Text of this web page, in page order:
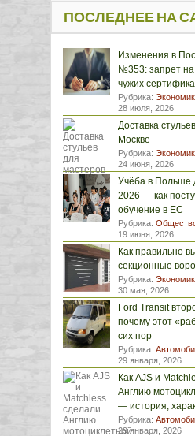
ПОСЛЕДНЕЕ НА
Изменения в
№353: запрет
чужих
Рубрика:
28 июля, 2026
Доставка
Москве
Рубрика:
24 июня, 2026
Учёба в Польше
2026 — как
обучение в ЕС
Рубрика:
19 июня, 2026
Как правильно
секционные
Рубрика:
30 мая, 2026
Ford Transit
почему этот
сих пор
Рубрика:
29 января, 2026
Как AJS и
Англию
— история,
Рубрика:
29 января, 2026